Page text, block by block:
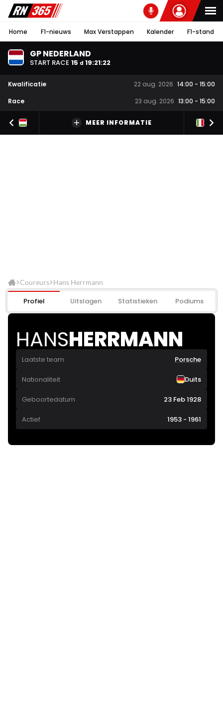
Home F1-nieuws Max Verstappen Kalender F1-stand
GP NEDERLAND
START RACE 15 d 19:21:22
Kwalificatie 22 aug. 2026 14:00 - 15:00
Race
23 aug. 2026 13:00 - 15:00
MEER INFORMATIE
Coureurs Hans Herrmann
Profiel Uitslagen Statistieken Podiums
HANSHERRMANN
Laatste team Porsche
Nationaliteit Duits
Geboortedatum 23 Feb 1928
Actief 1953 - 1961